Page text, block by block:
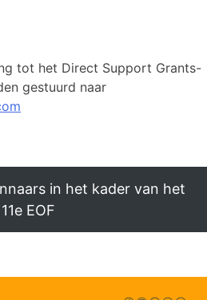
tot het Direct Support Grants-
gestuurd naar
in het kader van het
11e EOF